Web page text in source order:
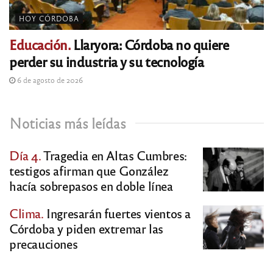
HOY CÓRDOBA
Educación.Llaryora: Córdoba no quiere
perder su industria y su tecnología
6 de agosto de 2026
Noticias más leídas
Día 4.Tragedia en Altas Cumbres:
testigos afirman que González
hacía sobrepasos en doble línea
Clima. Ingresarán fuertes vientos a
Córdoba y piden extremar las
precauciones